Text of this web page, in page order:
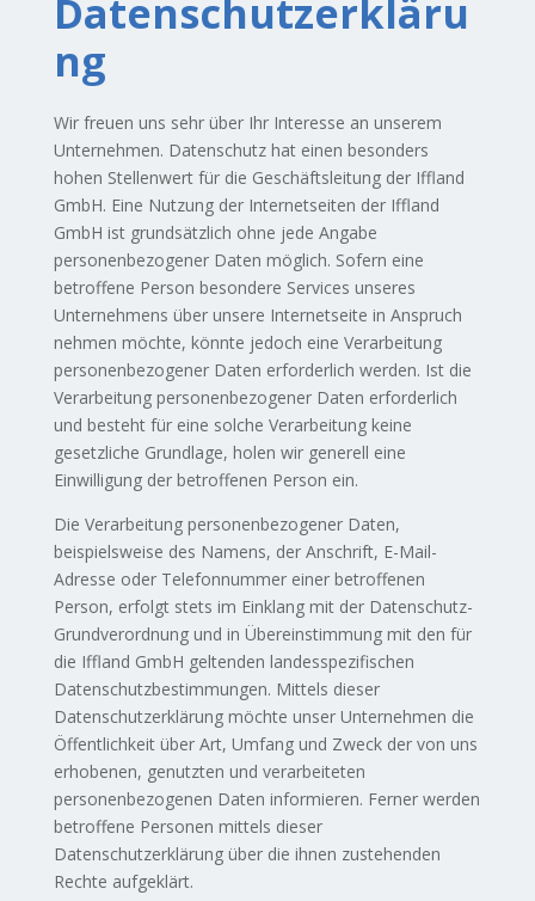
KOMPETENTE
BERATUNG UND
AUSFÜHRUNG AUS
EINER HAND.
Datenschutzerkläru
ng
Wir freuen uns sehr über Ihr Interesse an unserem
Unternehmen. Datenschutz hat einen besonders
hohen Stellenwert für die Geschäftsleitung der Iffland
GmbH. Eine Nutzung der Internetseiten der Iffland
GmbH ist grundsätzlich ohne jede Angabe
personenbezogener Daten möglich. Sofern eine
betroffene Person besondere Services unseres
Unternehmens über unsere Internetseite in Anspruch
nehmen möchte, könnte jedoch eine Verarbeitung
personenbezogener Daten erforderlich werden. Ist die
Verarbeitung personenbezogener Daten erforderlich
und besteht für eine solche Verarbeitung keine
gesetzliche Grundlage, holen wir generell eine
Einwilligung der betroffenen Person ein.
Die Verarbeitung personenbezogener Daten,
beispielsweise des Namens, der Anschrift, E-Mail-
Adresse oder Telefonnummer einer betroffenen
Person, erfolgt stets im Einklang mit der Datenschutz-
Grundverordnung und in Übereinstimmung mit den für
die Iffland GmbH geltenden landesspezifischen
Datenschutzbestimmungen. Mittels dieser
Datenschutzerklärung möchte unser Unternehmen die
Öffentlichkeit über Art, Umfang und Zweck der von uns
erhobenen, genutzten und verarbeiteten
personenbezogenen Daten informieren. Ferner werden
betroffene Personen mittels dieser
Datenschutzerklärung über die ihnen zustehenden
Rechte aufgeklärt.